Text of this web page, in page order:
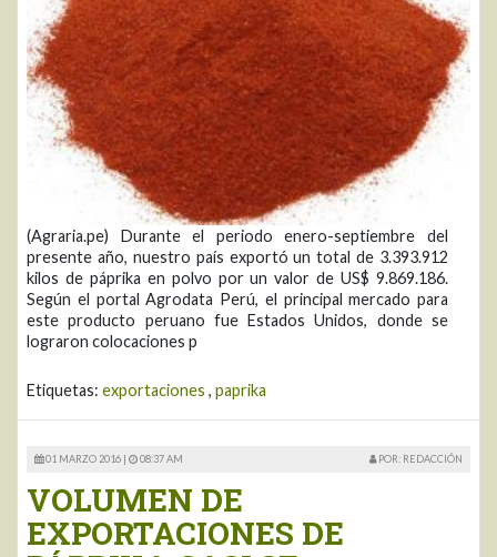
(Agraria.pe) Durante el periodo enero-septiembre del
presente año, nuestro país exportó un total de 3.393.912
kilos de páprika en polvo por un valor de US$ 9.869.186.
Según el portal Agrodata Perú, el principal mercado para
este producto peruano fue Estados Unidos, donde se
lograron colocaciones p
Etiquetas: exportaciones , paprika
01 MARZO 2016 | 08:37 AM POR: REDACCIÓN
VOLUMEN DE
EXPORTACIONES DE